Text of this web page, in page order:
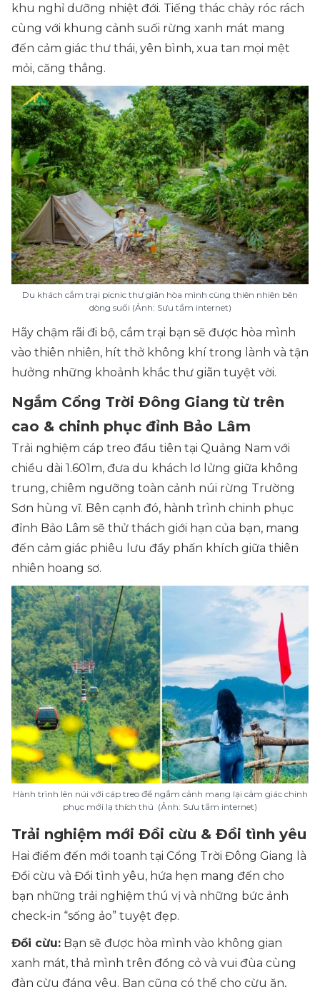
khu nghỉ dưỡng nhiệt đới. Tiếng thác chảy róc rách
cùng với khung cảnh suối rừng xanh mát mang
đến cảm giác thư thái, yên bình, xua tan mọi mệt
mỏi, căng thẳng.
Du khách cắm trại picnic thư giãn hòa mình cùng thiên nhiên bên
dòng suối (Ảnh: Sưu tầm internet)
Hãy chậm rãi đi bộ, cắm trại bạn sẽ được hòa mình
vào thiên nhiên, hít thở không khí trong lành và tận
hưởng những khoảnh khắc thư giãn tuyệt vời.
Ngắm Cổng Trời Đông Giang từ trên
cao & chinh phục đỉnh Bảo Lâm
Trải nghiệm cáp treo đầu tiên tại Quảng Nam với
chiều dài 1.601m, đưa du khách lơ lửng giữa không
trung, chiêm ngưỡng toàn cảnh núi rừng Trường
Sơn hùng vĩ. Bên cạnh đó, hành trình chinh phục
đỉnh Bảo Lâm sẽ thử thách giới hạn của bạn, mang
đến cảm giác phiêu lưu đầy phấn khích giữa thiên
nhiên hoang sơ.
Hành trình lên núi với cáp treo để ngắm cảnh mang lại cảm giác chinh
phục mới lạ thích thú (Ảnh: Sưu tầm internet)
Trải nghiệm mới Đồi cừu & Đồi tình yêu
Hai điểm đến mới toanh tại Cổng Trời Đông Giang là
Đồi cừu và Đồi tình yêu, hứa hẹn mang đến cho
bạn những trải nghiệm thú vị và những bức ảnh
check-in “sống ảo” tuyệt đẹp.
Đồi cừu: Bạn sẽ được hòa mình vào không gian
xanh mát, thả mình trên đồng cỏ và vui đùa cùng
đàn cừu đáng yêu. Bạn cũng có thể cho cừu ăn,